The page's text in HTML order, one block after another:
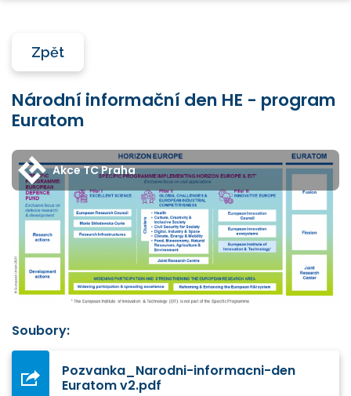
Zpět
Národní informační den HE - program
Euratom
Akce TC Praha
Soubory:
Pozvanka_Narodni-informacni-den
Euratom v2.pdf